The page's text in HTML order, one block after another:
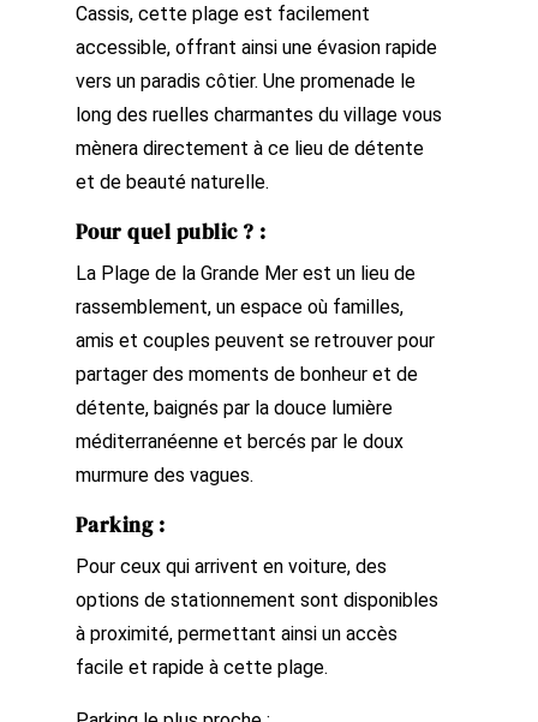
Cassis, cette plage est facilement
accessible, offrant ainsi une évasion rapide
vers un paradis côtier. Une promenade le
long des ruelles charmantes du village vous
mènera directement à ce lieu de détente
et de beauté naturelle.
Pour quel public ? :
La Plage de la Grande Mer est un lieu de
rassemblement, un espace où familles,
amis et couples peuvent se retrouver pour
partager des moments de bonheur et de
détente, baignés par la douce lumière
méditerranéenne et bercés par le doux
murmure des vagues.
Parking:
Pour ceux qui arrivent en voiture, des
options de stationnement sont disponibles
à proximité, permettant ainsi un accès
facile et rapide à cette plage.